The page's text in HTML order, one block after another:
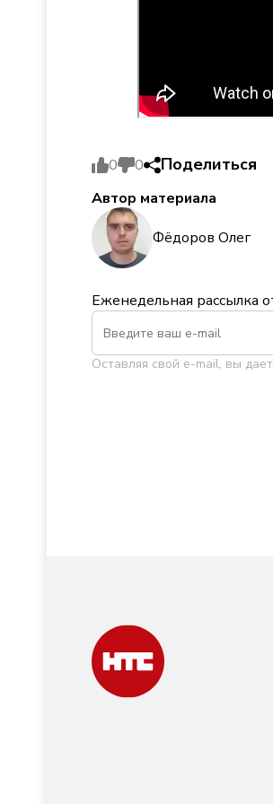
0 0 Поделиться
Автор материала
Фёдоров Олег
Еженедельная рассылка
Оставляя свой e-mail, вы